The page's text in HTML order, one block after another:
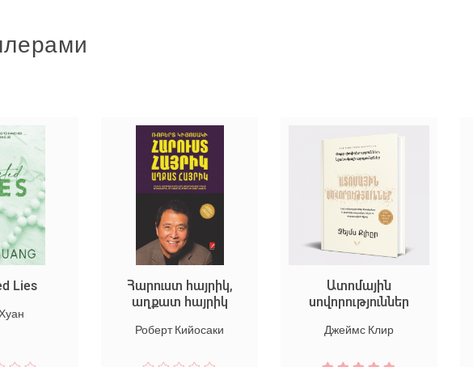
Lies
Հարուստ հայրիկ,
աղքատ հայրիկ
Роберт Кийосаки
Ատոմային
սովորություններ
Джеймс Клир